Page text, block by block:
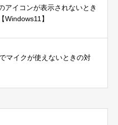
アイコンが表示されないとき
Windows11】
マイクが使えないときの対